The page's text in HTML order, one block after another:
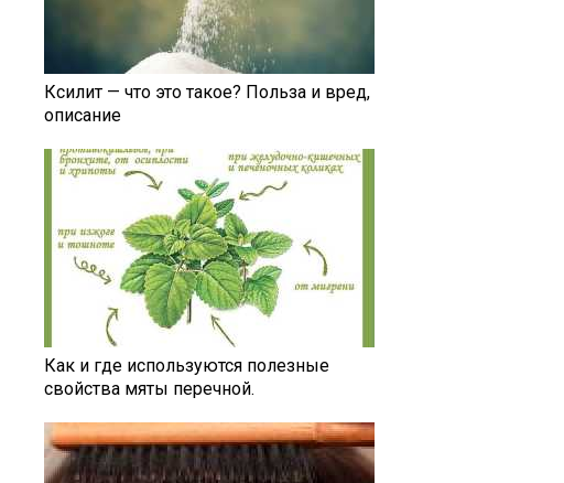
Ксилит — что это такое? Польза и вред,
описание
Как и где используются полезные
свойства мяты перечной.